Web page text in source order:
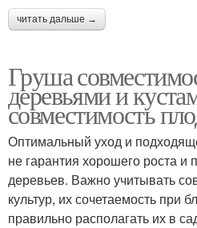
читать дальше →
Груша
деревьями и
совместимость
Оптимальный уход и
не гарантия хорошего роста
деревьев. Важно учитывать
культур, их сочетаемость при
правильно располагать их в